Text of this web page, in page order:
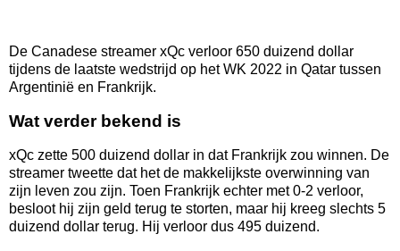
De Canadese streamer xQc verloor 650 duizend dollar
tijdens de laatste wedstrijd op het WK 2022 in Qatar tussen
Argentinië en Frankrijk.
Wat verder bekend is
xQc zette 500 duizend dollar in dat Frankrijk zou winnen. De
streamer tweette dat het de makkelijkste overwinning van
zijn leven zou zijn. Toen Frankrijk echter met 0-2 verloor,
besloot hij zijn geld terug te storten, maar hij kreeg slechts 5
duizend dollar terug. Hij verloor dus 495 duizend.